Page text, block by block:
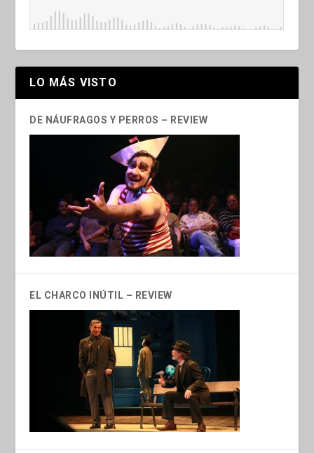
LO MÁS VISTO
DE NÁUFRAGOS Y PERROS – REVIEW
EL CHARCO INÚTIL – REVIEW